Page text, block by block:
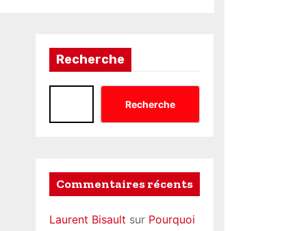
Recherche
Recherche
Commentaires récents
Laurent Bisault sur Pourquoi